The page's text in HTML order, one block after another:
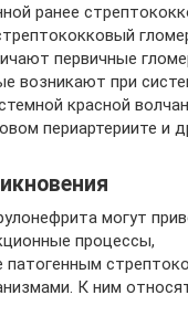
ранее
первичные
возникают при
красной
периартериите и
могут
процессы,
патогенным
К ним